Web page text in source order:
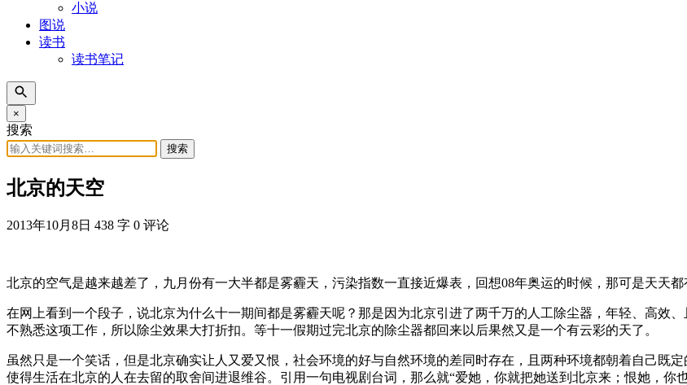
小说
图说
读书
读书笔记
×
搜索
搜索
北京的天空
2013年10月8日 438 字 0 评论
北京的空气是越来越差了，九月份有一大半都是雾霾天，污染指数一直接近爆表，回想08年奥运的时候，那可是天天
在网上看到一个段子，说北京为什么十一期间都是雾霾天呢？那是因为北京引进了两千万的人工除尘器，年轻、高效
不熟悉这项工作，所以除尘效果大打折扣。等十一假期过完北京的除尘器都回来以后果然又是一个有云彩的天了。
虽然只是一个笑话，但是北京确实让人又爱又恨，社会环境的好与自然环境的差同时存在，且两种环境都朝着自己既
使得生活在北京的人在去留的取舍间进退维谷。引用一句电视剧台词，那么就“爱她，你就把她送到北京来；恨她，你